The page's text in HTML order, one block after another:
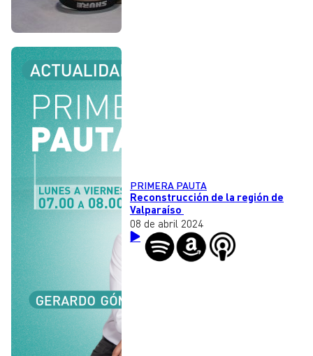
PRIMERA PAUTA
Reconstrucción de la región de
Valparaíso
08 de abril 2024